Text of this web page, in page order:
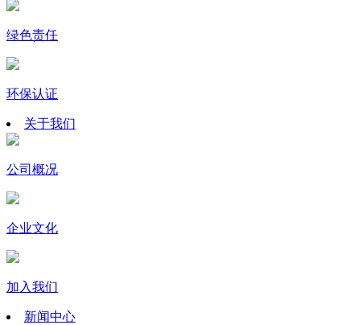
绿色责任
环保认证
关于我们
公司概况
企业文化
加入我们
新闻中心